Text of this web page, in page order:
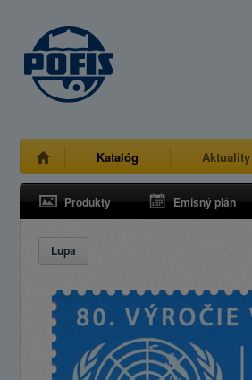
Katalóg Aktuality
Produkty Emisný plán
Lupa